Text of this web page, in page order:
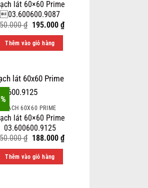
lát 60×60 Prime
03.600600.9087
₫ Original
was:
250.000 ₫.
195.000 ₫Current
price
Thêm vào giỏ hàng
GẠCH 60X60 PRIME
lát 60×60 Prime
03.600600.9125
₫ Original
was:
250.000 ₫.
188.000 ₫Current
Thêm vào giỏ hàng